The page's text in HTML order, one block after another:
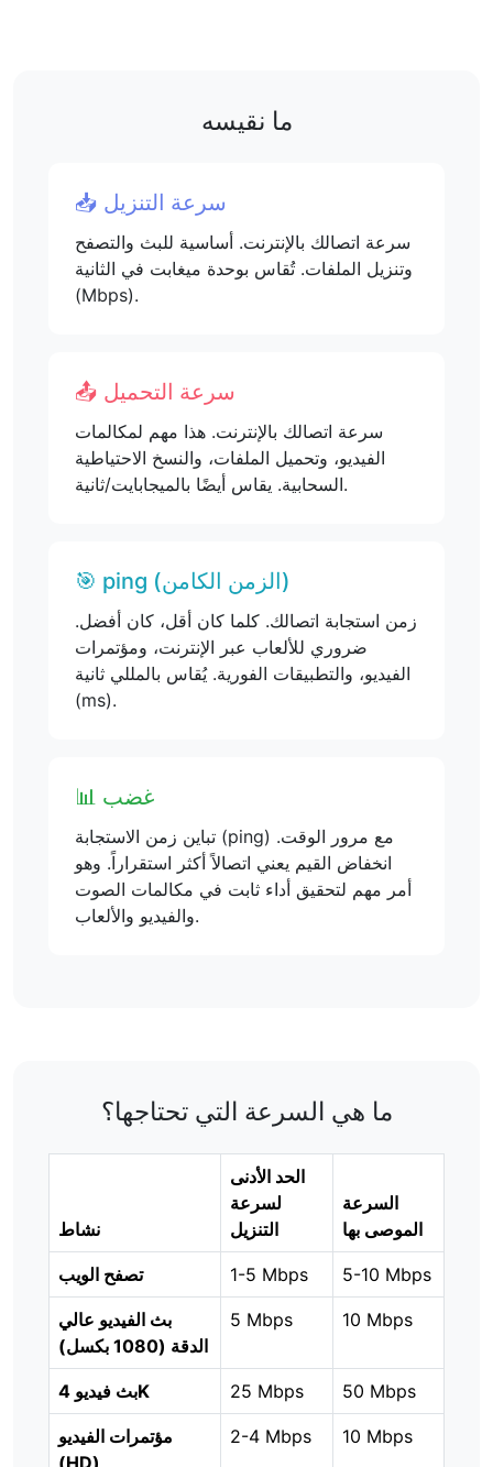
ما نقيسه
📥 سرعة التنزيل
سرعة اتصالك بالإنترنت. أساسية للبث والتصفح
وتنزيل الملفات. تُقاس بوحدة ميغابت في الثانية
(Mbps).
📤 سرعة التحميل
سرعة اتصالك بالإنترنت. هذا مهم لمكالمات
الفيديو، وتحميل الملفات، والنسخ الاحتياطية
السحابية. يقاس أيضًا بالميجابايت/ثانية.
🎯 ping (الزمن الكامن)
زمن استجابة اتصالك. كلما كان أقل، كان أفضل.
ضروري للألعاب عبر الإنترنت، ومؤتمرات
الفيديو، والتطبيقات الفورية. يُقاس بالمللي ثانية
(ms).
📊 غضب
تباين زمن الاستجابة (ping) مع مرور الوقت.
انخفاض القيم يعني اتصالاً أكثر استقراراً. وهو
أمر مهم لتحقيق أداء ثابت في مكالمات الصوت
والفيديو والألعاب.
ما هي السرعة التي تحتاجها؟
نشاط
الحد الأدنى
لسرعة
التنزيل
السرعة
الموصى بها
تصفح الويب 1-5 Mbps 5-10 Mbps
بث الفيديو عالي
الدقة (1080 بكسل)
5 Mbps 10 Mbps
بث فيديو 4K 25 Mbps 50 Mbps
مؤتمرات الفيديو
(HD)
2-4 Mbps 10 Mbps